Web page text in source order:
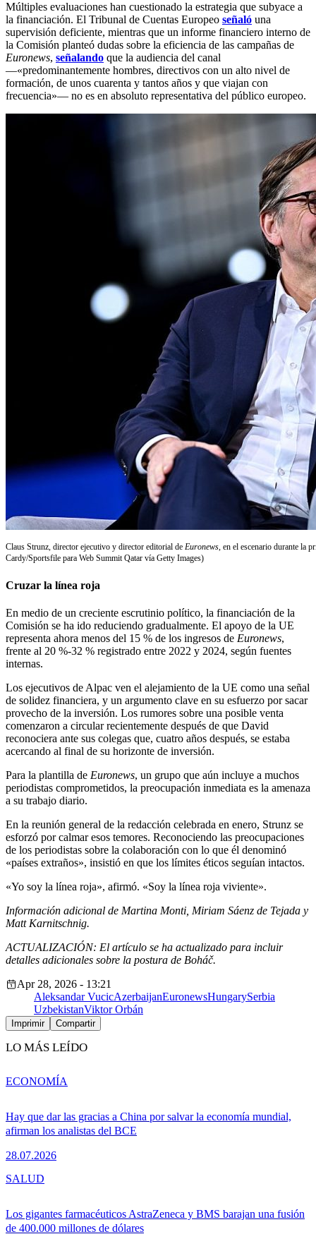
Múltiples evaluaciones han cuestionado la estrategia que subyace a
la financiación. El Tribunal de Cuentas Europeo señaló una
supervisión deficiente, mientras que un informe financiero interno de
la Comisión planteó dudas sobre la eficiencia de las campañas de
Euronews, señalando que la audiencia del canal
—«predominantemente hombres, directivos con un alto nivel de
formación, de unos cuarenta y tantos años y que viajan con
frecuencia»— no es en absoluto representativa del público europeo.
Claus Strunz, director ejecutivo y director editorial de Euronews, en el escenario durante la
Cardy/Sportsfile para Web Summit Qatar vía Getty Images)
Cruzar la línea roja
En medio de un creciente escrutinio político, la financiación de la
Comisión se ha ido reduciendo gradualmente. El apoyo de la UE
representa ahora menos del 15 % de los ingresos de Euronews,
frente al 20 %-32 % registrado entre 2022 y 2024, según fuentes
internas.
Los ejecutivos de Alpac ven el alejamiento de la UE como una señal
de solidez financiera, y un argumento clave en su esfuerzo por sacar
provecho de la inversión. Los rumores sobre una posible venta
comenzaron a circular recientemente después de que David
reconociera ante sus colegas que, cuatro años después, se estaba
acercando al final de su horizonte de inversión.
Para la plantilla de Euronews, un grupo que aún incluye a muchos
periodistas comprometidos, la preocupación inmediata es la amenaza
a su trabajo diario.
En la reunión general de la redacción celebrada en enero, Strunz se
esforzó por calmar esos temores. Reconociendo las preocupaciones
de los periodistas sobre la colaboración con lo que él denominó
«países extraños», insistió en que los límites éticos seguían intactos.
«Yo soy la línea roja», afirmó. «Soy la línea roja viviente».
Información adicional de Martina Monti, Miriam Sáenz de Tejada y
Matt Karnitschnig.
ACTUALIZACIÓN: El artículo se ha actualizado para incluir
detalles adicionales sobre la postura de Boháč.
Apr 28, 2026 - 13:21
Aleksandar VucicAzerbaijanEuronewsHungarySerbia
UzbekistanViktor Orbán
Imprimir Compartir
LO MÁS LEÍDO
Hay que dar las gracias a China por salvar la economía mundial,
afirman los analistas del BCE
28.07.2026
ECONOMÍA
Los gigantes farmacéuticos AstraZeneca y BMS barajan una fusión
de 400.000 millones de dólares
SALUD